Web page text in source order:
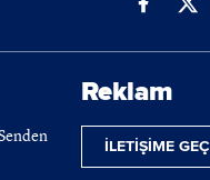
Reklam
İLETİŞİME GEÇ